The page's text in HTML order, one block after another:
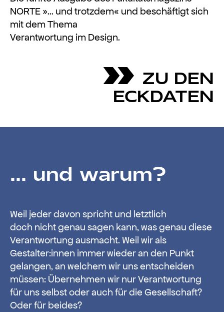
NORTE »… und trotzdem« und beschäftigt sich
mit dem Thema
Verantwortung im Design.
ZU DEN
ECKDATEN
... und warum?
Weil jeder davon spricht und letztlich
doch nicht genau sagen kann, was genau diese
Verantwortung ausmacht. Weil wir als
Gestalter:innen immer wieder an den Punkt
gelangen, an welchem wir uns entscheiden
müssen: Übernehmen wir nur Verantwortung
für uns selbst oder auch für die Gesellschaft?
Oder für beides?